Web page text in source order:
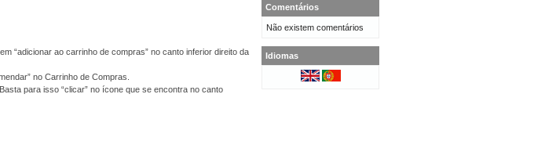
“adicionar ao carrinho de compras” no canto inferior direito da
no Carrinho de Compras.
para isso “clicar” no ícone que se encontra no canto
Comentários
Não existem comentários
Idiomas